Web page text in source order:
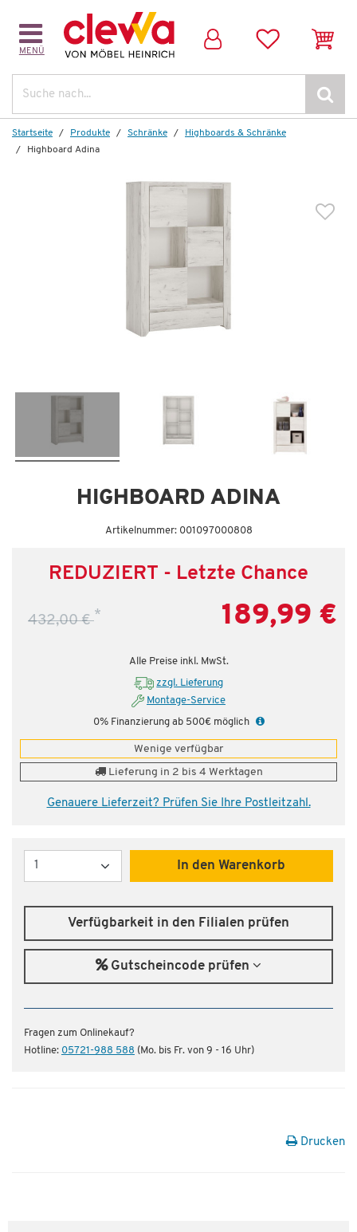
MENÜ
Startseite Produkte Schränke
Highboards & Schränke
Highboard Adina
HIGHBOARD ADINA
Artikelnummer: 001097000808
REDUZIERT - Letzte Chance
432,00 €* 189,99 €
Alle Preise inkl. MwSt.
zzgl. Lieferung
Montage-Service
0% Finanzierung ab 500€ möglich
Wenige verfügbar
Lieferung in 2 bis 4 Werktagen
Genauere Lieferzeit? Prüfen Sie Ihre Postleitzahl.
Menge
In den Warenkorb
Weitere Artikel aus der Serie
Kommode
Adina
540,00 €*
229,99 €
Verfügbarkeit in den Filialen prüfen
Gutscheincode prüfen
Fragen zum Onlinekauf?
Hotline: 05721-988 588 (Mo. bis Fr. von 9 - 16 Uhr)
Drucken